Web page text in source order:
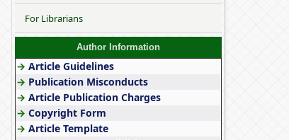
For Librarians
Author Information
→ Article Guidelines
→ Publication Misconducts
→ Article Publication Charges
→ Copyright Form
→ Article Template